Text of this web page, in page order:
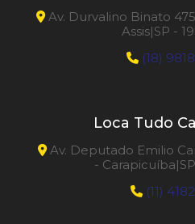
Av. Durvalino Binato
Assis|SP -
(18)
Loca Tudo
Av. Deputado Emilio
-
(11)